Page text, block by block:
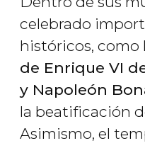
celebrado
históricos, como
de Enrique VI
y Napoleón
la beatificación
Asimismo, el